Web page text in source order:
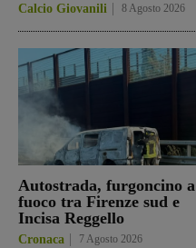
Calcio Giovanili 8 Agosto 2026
Autostrada, furgoncino a
fuoco tra Firenze sud e
Incisa Reggello
Cronaca 7 Agosto 2026